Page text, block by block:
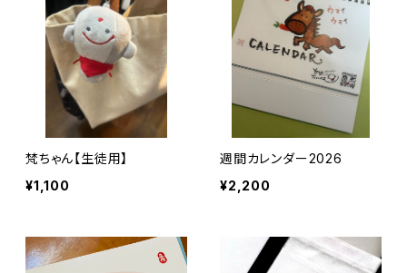
梵ちゃん【生徒用】
¥1,100
週間カレンダー2026
¥2,200